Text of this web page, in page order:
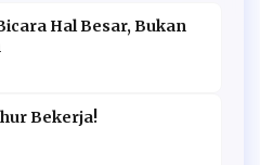
Hal Besar, Bukan
Bekerja!